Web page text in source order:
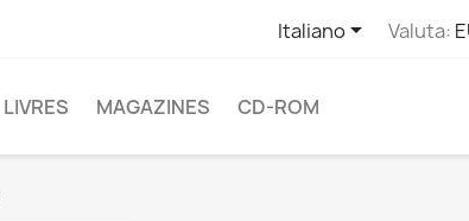
Italiano Valuta:
LIVRES MAGAZINES CD-ROM